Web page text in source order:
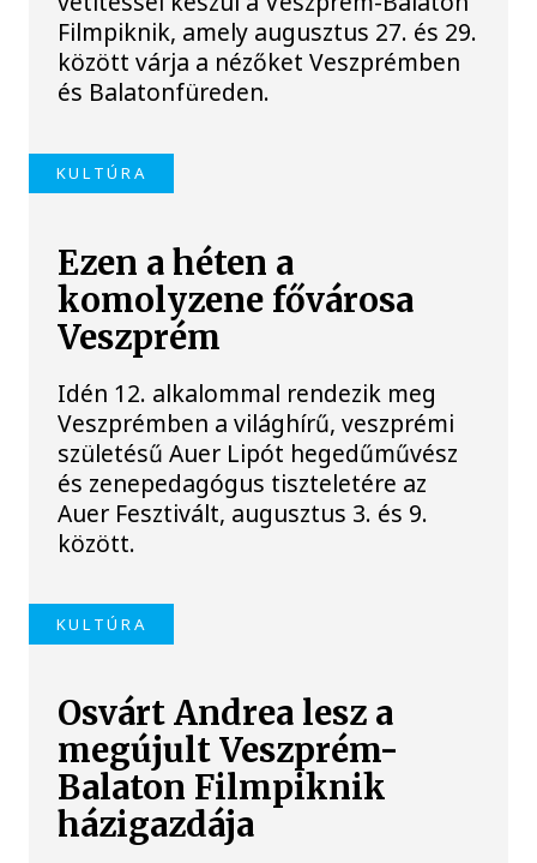
Filmpiknik, amely augusztus 27. és 29.
között várja a nézőket Veszprémben
és Balatonfüreden.
KULTÚRA
Ezen a héten a
komolyzene fővárosa
Veszprém
Idén 12. alkalommal rendezik meg
Veszprémben a világhírű, veszprémi
születésű Auer Lipót hegedűművész
és zenepedagógus tiszteletére az
Auer Fesztivált, augusztus 3. és 9.
között.
KULTÚRA
Osvárt Andrea lesz a
megújult Veszprém-
Balaton Filmpiknik
házigazdája